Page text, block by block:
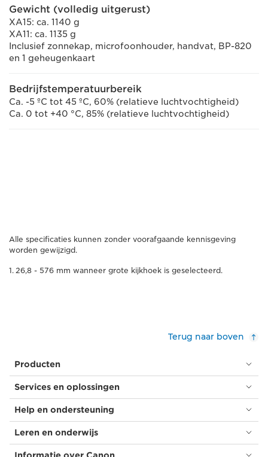
Gewicht (volledig uitgerust)
XA15: ca. 1140 g
XA11: ca. 1135 g
Inclusief zonnekap, microfoonhouder, handvat, BP-820
en 1 geheugenkaart
Bedrijfstemperatuurbereik
Ca. -5 ºC tot 45 ºC, 60% (relatieve luchtvochtigheid)
Ca. 0 tot +40 °C, 85% (relatieve luchtvochtigheid)
Alle specificaties kunnen zonder voorafgaande kennisgeving
worden gewijzigd.
26,8 - 576 mm wanneer grote kijkhoek is geselecteerd.
Terug naar boven
Producten
Services en oplossingen
Help en ondersteuning
Leren en onderwijs